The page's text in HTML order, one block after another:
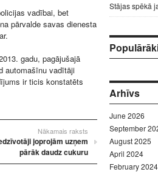
vadībai, bet
pārvalde savas dienesta
gadu, pagājušajā
automašīnu vadītāji
ir ticis konstatēts
Nākamais raksts
joprojām uzņem
pārāk daudz cukuru
Stājas spēkā
Arhīvs
June 2026
September
August 2025
April 2024
February 2024